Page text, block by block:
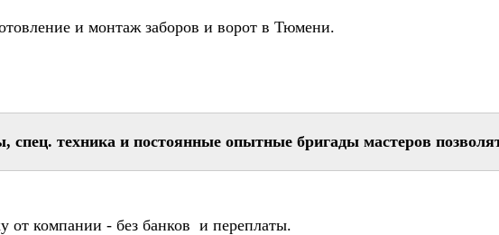
и монтаж заборов и ворот в Тюмени.
спец. техника и постоянные опытные бригады мастеров
от компании - без банков и переплаты.